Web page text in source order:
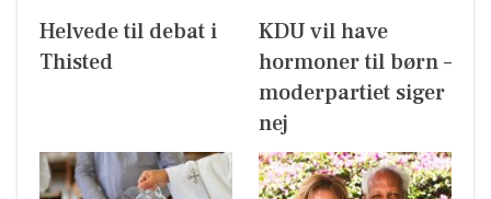
Helvede til debat i
Thisted
KDU vil have
hormoner til børn –
moderpartiet siger
nej